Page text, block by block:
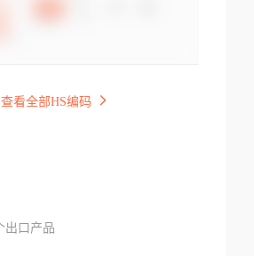
查看全部HS编码
出口产品